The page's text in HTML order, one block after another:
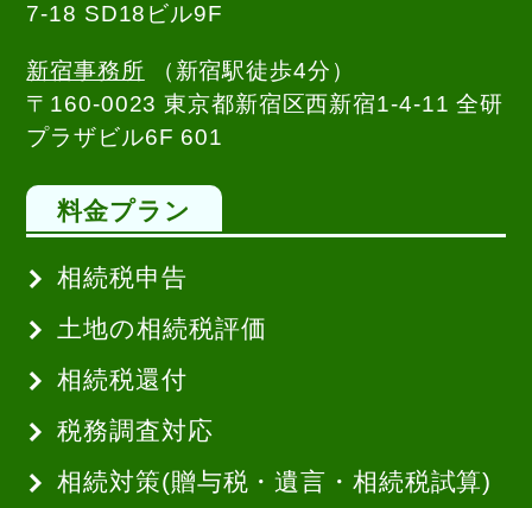
7-18 SD18ビル9F
新宿事務所 （新宿駅徒歩4分）
〒160-0023 東京都新宿区西新宿1-4-11 全研
プラザビル6F 601
料金プラン
相続税申告
土地の相続税評価
相続税還付
税務調査対応
相続対策(贈与税・遺言・相続税試算)